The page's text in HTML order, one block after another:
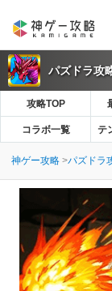
パズドラ攻
攻略TOP
コラボ一覧 テ
神ゲー攻略 パズドラ